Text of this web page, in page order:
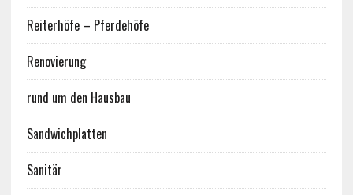
Reiterhöfe – Pferdehöfe
Renovierung
rund um den Hausbau
Sandwichplatten
Sanitär